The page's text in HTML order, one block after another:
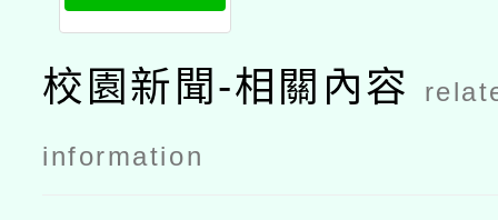
校園新聞-相關內容
information